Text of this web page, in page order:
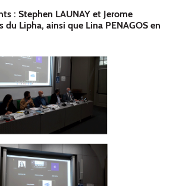
: Stephen LAUNAY et Jerome
du Lipha, ainsi que Lina PENAGOS en